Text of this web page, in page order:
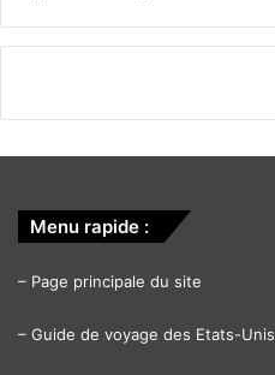
Menu rapide :
– Page principale du site
– Guide de voyage des Etats-Unis